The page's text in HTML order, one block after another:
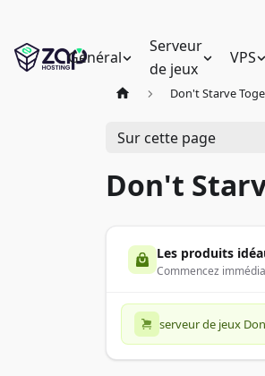
Général
Serveur
de jeux
VPS
Don't Starve
Sur cette page
Don't
Les produits
Commencez
serveur de jeux